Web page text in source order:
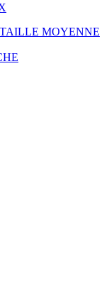
MOYENNE